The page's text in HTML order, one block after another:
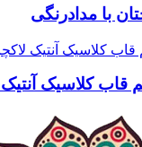
با مدادرنگی
کلاسیک